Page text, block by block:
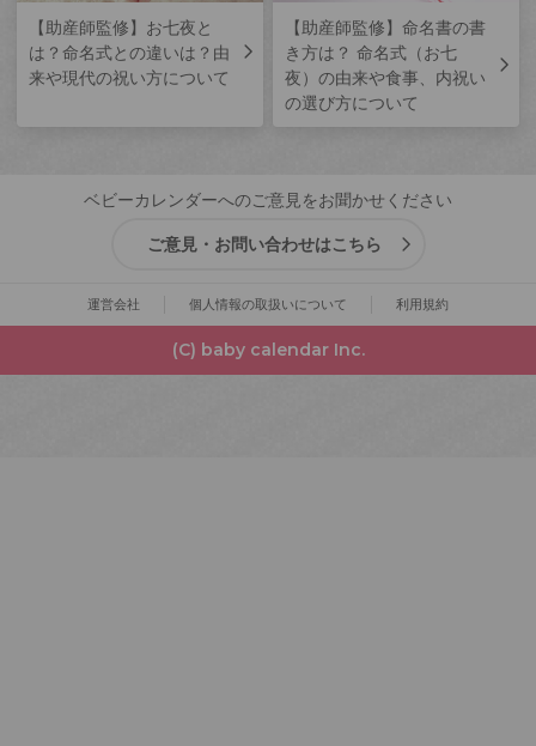
【助産師監修】お七夜と
は？命名式との違いは？由
来や現代の祝い方について
【助産師監修】命名書の書
き方は？ 命名式（お七
夜）の由来や食事、内祝い
の選び方について
ベビーカレンダーへのご意見をお聞かせください
ご意見・お問い合わせはこちら
運営会社 個人情報の取扱いについて 利用規約
(C) baby calendar Inc.